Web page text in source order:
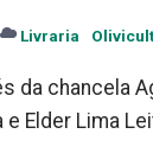
Livraria
da chancela
Elder Lima